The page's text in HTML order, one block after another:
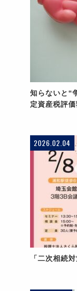
知らないと“
定資産税評
2026.02.04
「二次相続